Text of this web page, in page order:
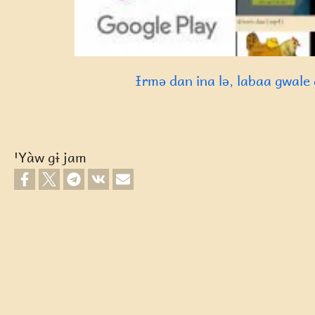
Ɨrmə dan ina lə, labaa gwale
ꞌYàw gɨ jam